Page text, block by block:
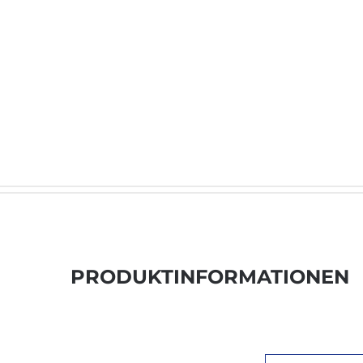
PRODUKTINFORMATIONEN